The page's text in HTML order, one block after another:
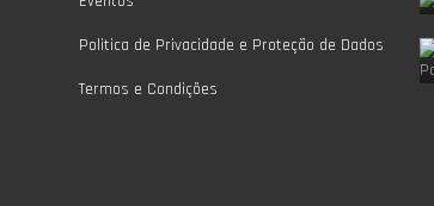
Politica de Privacidade e Proteção de Dados
Termos e Condições